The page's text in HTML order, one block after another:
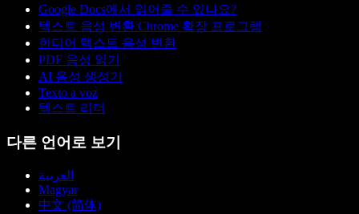
Google Docs에서 읽어줄 수 있나요?
텍스트 음성 변환 Chrome 확장 프로그램
힌디어 텍스트 음성 변환
PDF 음성 읽기
AI 음성 생성기
Texto a voz
텍스트 리더
다른 언어로 보기
العربية
Magyar
中文 (简体)